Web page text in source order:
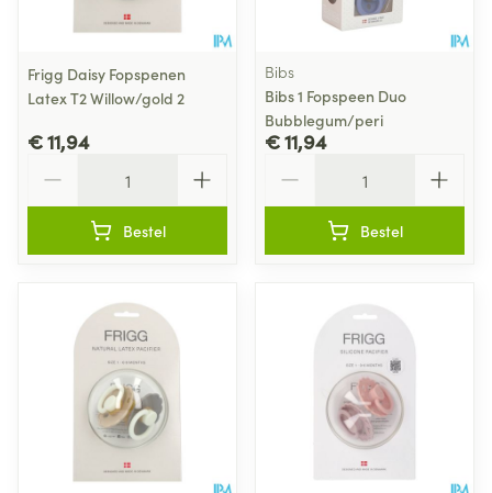
Frigg Daisy Fopspenen
Latex T2 Willow/gold 2
€ 11,94
Bestel
Bibs
Bibs 1 Fopspeen Duo
Bubblegum/peri
€ 11,94
Bestel